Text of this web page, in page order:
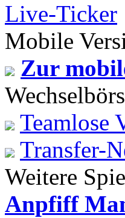
Live-Ticker
Mobile
Zur
Teamlose
Transfer-
Weitere
Anpfiff